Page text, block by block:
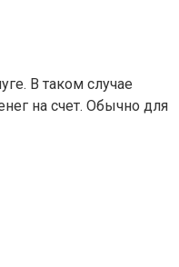
В таком случае
на счет. Обычно для